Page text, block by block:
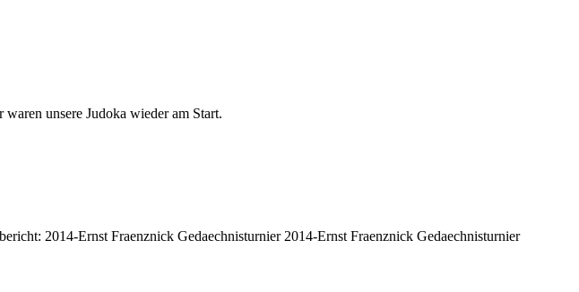
unsere Judoka wieder am Start.
2014-Ernst Fraenznick Gedaechnisturnier 2014-Ernst Fraenznick Gedaechnisturnier